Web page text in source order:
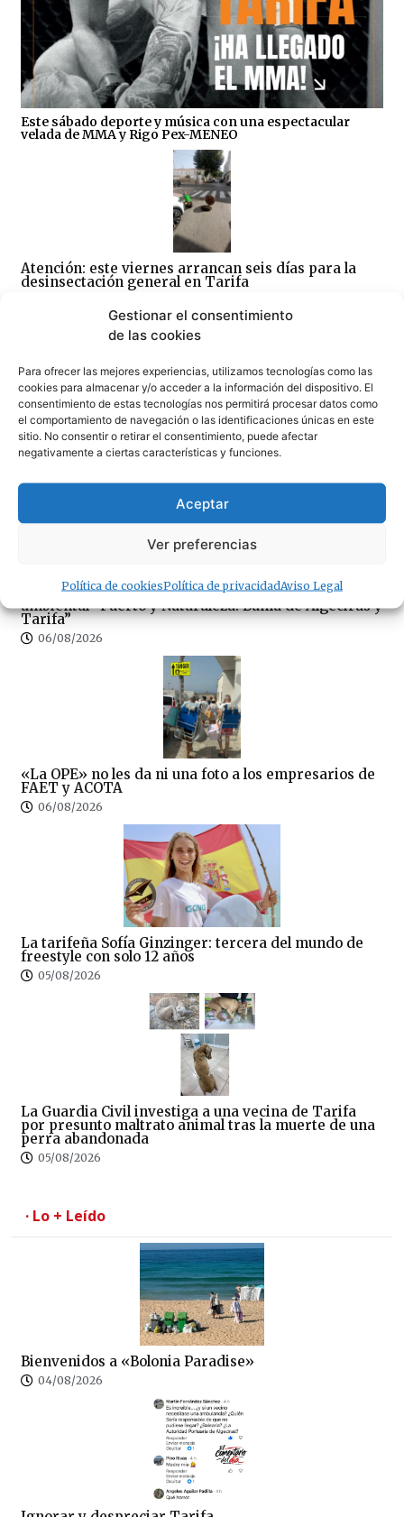
Gestionar el consentimiento
de las cookies
Para ofrecer las mejores experiencias, utilizamos tecnologías como las
cookies para almacenar y/o acceder a la información del dispositivo. El
consentimiento de estas tecnologías nos permitirá procesar datos como
el comportamiento de navegación o las identificaciones únicas en este
sitio. No consentir o retirar el consentimiento, puede afectar
negativamente a ciertas características y funciones.
Aceptar
Ver preferencias
Política de cookiesPolítica de privacidadAviso Legal
Este sábado deporte y música con una espectacular
velada de MMA y Rigo Pex-MENEO
Atención: este viernes arrancan seis días para la
desinsectación general en Tarifa
«Un día maravilloso en Tarifa»
06/08/2026
La APBA convoca el concurso de fotografía
ambiental “Puerto y Naturaleza: Bahía de Algeciras y
Tarifa”
06/08/2026
«La OPE» no les da ni una foto a los empresarios de
FAET y ACOTA
06/08/2026
La tarifeña Sofía Ginzinger: tercera del mundo de
freestyle con solo 12 años
05/08/2026
La Guardia Civil investiga a una vecina de Tarifa
por presunto maltrato animal tras la muerte de una
perra abandonada
05/08/2026
· Lo + Leído
Bienvenidos a «Bolonia Paradise»
04/08/2026